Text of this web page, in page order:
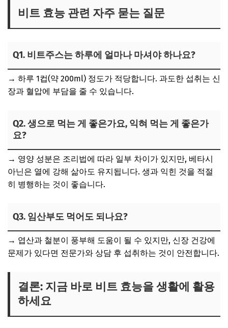
비트 효능 관련 자주 묻는 질문
Q1. 비트주스는 하루에 얼마나 마셔야 하나요?
→ 하루 1컵(약 200ml) 정도가 적당합니다. 과도한 섭취는 신
장과 혈압에 부담을 줄 수 있습니다.
Q2. 생으로 먹는 게 좋은가요, 익혀 먹는 게 좋은가
요?
→ 영양 성분은 조리법에 따라 일부 차이가 있지만, 베타시
아닌은 열에 강해 삶아도 유지됩니다. 생과 익힌 것을 적절
히 병행하는 것이 좋습니다.
Q3. 임산부도 먹어도 되나요?
→ 엽산과 철분이 풍부해 도움이 될 수 있지만, 신장 건강에
문제가 있다면 전문가와 상담 후 섭취하는 것이 안전합니다.
결론: 지금 바로 비트 효능을 생활에 활용
하세요